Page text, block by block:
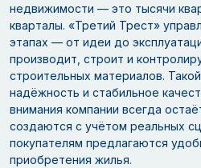
недвижимости — это тысячи
кварталы. «Третий Трест»
этапах — от идеи до
производит, строит и
строительных материалов.
надёжность и стабильное
внимания компании всегда
создаются с учётом реальных
покупателям предлагаются
приобретения жилья.